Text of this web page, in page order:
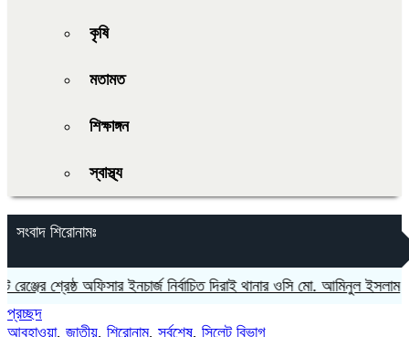
কৃষি
মতামত
শিক্ষাঙ্গন
স্বাস্থ্য
সংবাদ শিরোনামঃ
অফিসার ইনচার্জ নির্বাচিত দিরাই থানার ওসি মো. আমিনুল ইসলাম ‎১১
প্রচ্ছদ
আবহাওয়া, জাতীয়, শিরোনাম, সর্বশেষ, সিলেট বিভাগ